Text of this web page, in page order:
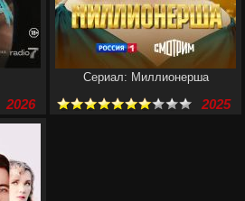
2026
Сериал: Миллионерша
2025